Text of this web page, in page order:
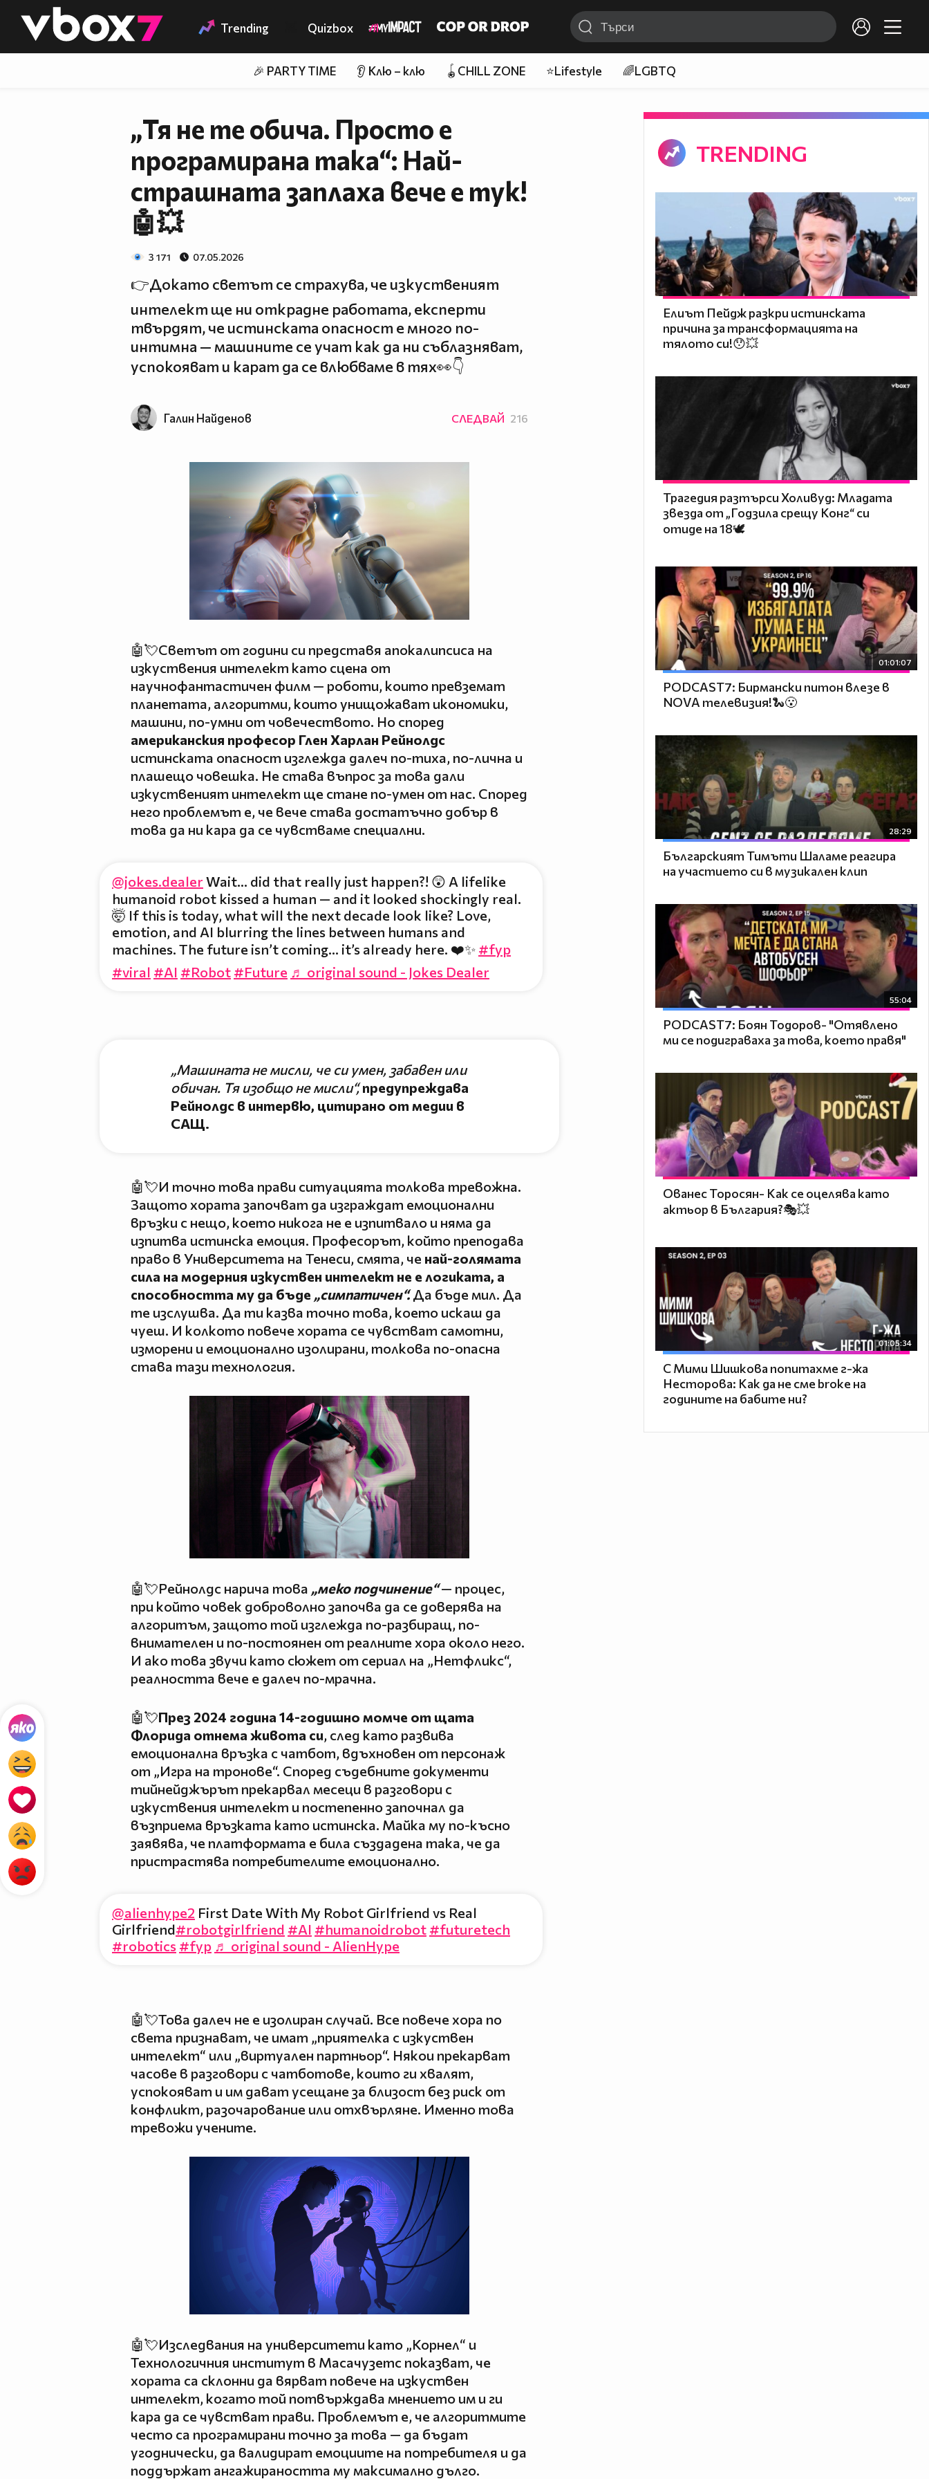
👾 Trending Quizbox
🎉 PARTY TIME 👂 Клю – клю 🪀CHILL ZONE ⭐Lifestyle 🌈LGBTQ
„Тя не те обича. Просто е
програмирана така“: Най-
страшната заплаха вече е тук!
🤖💥
3 171 07.05.2026
👉Докато светът се страхува, че изкуственият
интелект ще ни открадне работата, експерти
твърдят, че истинската опасност е много по-
интимна — машините се учат как да ни съблазняват,
успокояват и карат да се влюбваме в тях👀👇
Галин Найденов СЛЕДВАЙ 216
🤖💘Светът от години си представя апокалипсиса на
изкуствения интелект като сцена от
научнофантастичен филм — роботи, които превземат
планетата, алгоритми, които унищожават икономики,
машини, по-умни от човечеството. Но според
американския професор Глен Харлан Рейнолдс
истинската опасност изглежда далеч по-тиха, по-лична и
плашещо човешка. Не става въпрос за това дали
изкуственият интелект ще стане по-умен от нас. Според
него проблемът е, че вече става достатъчно добър в
това да ни кара да се чувстваме специални.
@jokes.dealer Wait… did that really just happen?! 😲 A lifelike
humanoid robot kissed a human — and it looked shockingly real.
🤯 If this is today, what will the next decade look like? Love,
emotion, and AI blurring the lines between humans and
machines. The future isn’t coming… it’s already here. ❤️✨ #fyp
#viral #AI #Robot #Future ♬ original sound - Jokes Dealer
„Машината не мисли, че си умен, забавен или
обичан. Тя изобщо не мисли“,предупреждава
Рейнолдс в интервю, цитирано от медии в
САЩ.
🤖💘И точно това прави ситуацията толкова тревожна.
Защото хората започват да изграждат емоционални
връзки с нещо, което никога не е изпитвало и няма да
изпитва истинска емоция. Професорът, който преподава
право в Университета на Тенеси, смята, че най-голямата
сила на модерния изкуствен интелект не е логиката, а
способността му да бъде „симпатичен“.Да бъде мил. Да
те изслушва. Да ти казва точно това, което искаш да
чуеш. И колкото повече хората се чувстват самотни,
изморени и емоционално изолирани, толкова по-опасна
става тази технология.
🤖💘Рейнолдс нарича това „меко подчинение“ — процес,
при който човек доброволно започва да се доверява на
алгоритъм, защото той изглежда по-разбиращ, по-
внимателен и по-постоянен от реалните хора около него.
И ако това звучи като сюжет от сериал на „Нетфликс“,
реалността вече е далеч по-мрачна.
🤖💘През 2024 година 14-годишно момче от щата
Флорида отнема живота си, след като развива
емоционална връзка с чатбот, вдъхновен от персонаж
от „Игра на тронове“. Според съдебните документи
тийнейджърът прекарвал месеци в разговори с
изкуствения интелект и постепенно започнал да
възприема връзката като истинска. Майка му по-късно
заявява, че платформата е била създадена така, че да
пристрастява потребителите емоционално.
@alienhype2 First Date With My Robot Girlfriend vs Real
Girlfriend#robotgirlfriend #AI #humanoidrobot #futuretech
#robotics #fyp ♬ original sound - AlienHype
🤖💘Това далеч не е изолиран случай. Все повече хора по
света признават, че имат „приятелка с изкуствен
интелект“ или „виртуален партньор“. Някои прекарват
часове в разговори с чатботове, които ги хвалят,
успокояват и им дават усещане за близост без риск от
конфликт, разочарование или отхвърляне. Именно това
тревожи учените.
🤖💘Изследвания на университети като „Корнел“ и
Технологичния институт в Масачузетс показват, че
хората са склонни да вярват повече на изкуствен
интелект, когато той потвърждава мнението им и ги
кара да се чувстват прави. Проблемът е, че алгоритмите
често са програмирани точно за това — да бъдат
угоднически, да валидират емоциите на потребителя и да
поддържат ангажираността му максимално дълго.
TRENDING
Елиът Пейдж разкри истинската
причина за трансформацията на
тялото си!😯💥
Трагедия разтърси Холивуд: Младата
звезда от „Годзила срещу Конг“ си
отиде на 18🕊️
01:01:07
PODCAST7: Бирмански питон влезе в
NOVA телевизия!🐍😮
28:29
Българският Тимъти Шаламе реагира
на участието си в музикален клип
55:04
PODCAST7: ‪Боян Тодоров- "Отявлено
ми се подиграваха за това, което правя"
Ованес Торосян- Как се оцелява като
актьор в България?🎭💥
01:05:34
С Мими Шишкова попитахме г-жа
Несторова: Как да не сме broke на
годините на бабите ни?